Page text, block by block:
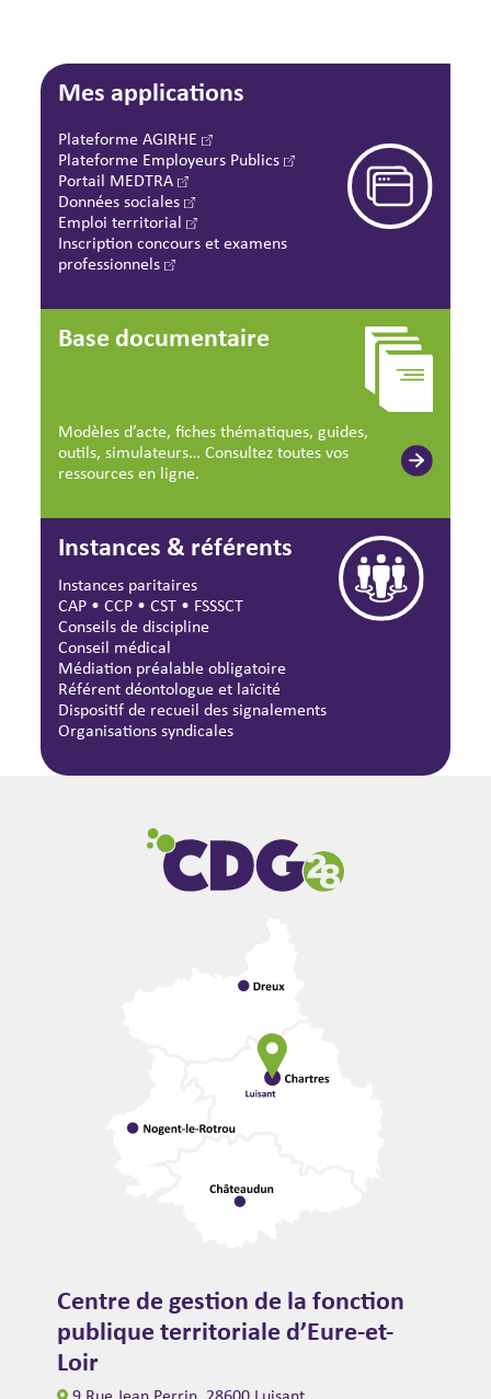
Mes applications
Plateforme AGIRHE
Plateforme Employeurs Publics
Portail MEDTRA
Données sociales
Emploi territorial
Inscription concours et examens
professionnels
Base documentaire
Modèles d’acte, fiches thématiques, guides,
outils, simulateurs… Consultez toutes vos
ressources en ligne.
Instances & référents
Instances paritaires
CAP •CCP •CST • FSSSCT
Conseils de discipline
Conseil médical
Médiation préalable obligatoire
Référent déontologue et laïcité
Dispositif de recueil des signalements
Organisations syndicales
Centre de gestion de la fonction
publique territoriale d’Eure-et-
Loir